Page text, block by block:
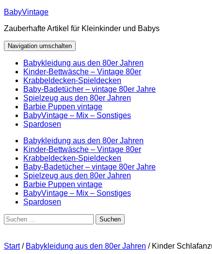
Zum
springen
BabyVintage
Zauberhafte Artikel für Kleinkinder und Babys
Navigation umschalten
Babykleidung aus den 80er Jahren
Kinder-Bettwäsche – Vintage 80er
Krabbeldecken-Spieldecken
Baby-Badetücher – vintage 80er Jahre
Spielzeug aus den 80er Jahren
Barbie Puppen vintage
BabyVintage – Mix – Sonstiges
Spardosen
Babykleidung aus den 80er Jahren
Kinder-Bettwäsche – Vintage 80er
Krabbeldecken-Spieldecken
Baby-Badetücher – vintage 80er Jahre
Spielzeug aus den 80er Jahren
Barbie Puppen vintage
BabyVintage – Mix – Sonstiges
Spardosen
Suchen
nach:
Start/ Babykleidung aus den 80er Jahren / Kinder